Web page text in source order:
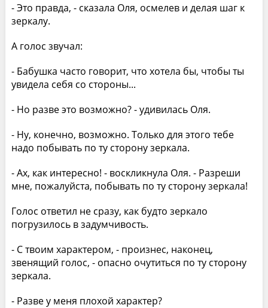
- Это правда, - сказала Оля, осмелев и делая шаг к
зеркалу.
А голос звучал:
- Бабушка часто говорит, что хотела бы, чтобы ты
увидела себя со стороны...
- Но разве это возможно? - удивилась Оля.
- Ну, конечно, возможно. Только для этого тебе
надо побывать по ту сторону зеркала.
- Ах, как интересно! - воскликнула Оля. - Разреши
мне, пожалуйста, побывать по ту сторону зеркала!
Голос ответил не сразу, как будто зеркало
погрузилось в задумчивость.
- С твоим характером, - произнес, наконец,
звенящий голос, - опасно очутиться по ту сторону
зеркала.
- Разве у меня плохой характер?